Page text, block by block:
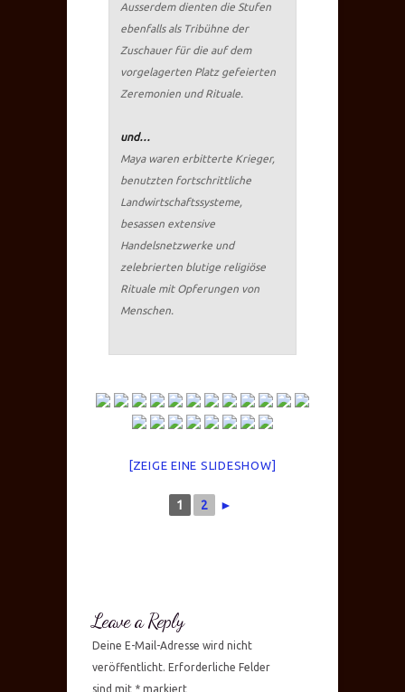
Ausserdem dienten die Stufen
ebenfalls als Tribühne der
Zuschauer für die auf dem
vorgelagerten Platz gefeierten
Zeremonien und Rituale.
und…
Maya waren erbitterte Krieger,
benutzten fortschrittliche
Landwirtschaftssysteme,
besassen extensive
Handelsnetzwerke und
zelebrierten blutige religiöse
Rituale mit Opferungen von
Menschen.
[ZEIGE EINE SLIDESHOW]
1 2 ►
Leave a Reply
Deine E-Mail-Adresse wird nicht
veröffentlicht. Erforderliche Felder
sind mit * markiert